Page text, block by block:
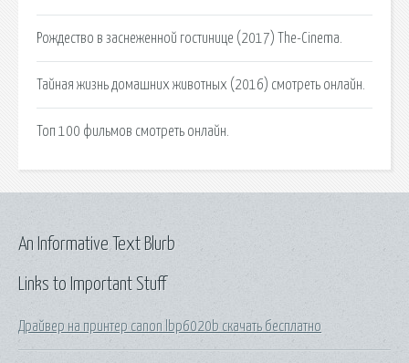
Рождество в заснеженной гостинице (2017) The-Cinema.
Тайная жизнь домашних животных (2016) смотреть онлайн.
Топ 100 фильмов смотреть онлайн.
Links to Important Stuff
Драйвер на принтер canon lbp6020b скачать бесплатно
An Informative Text Blurb